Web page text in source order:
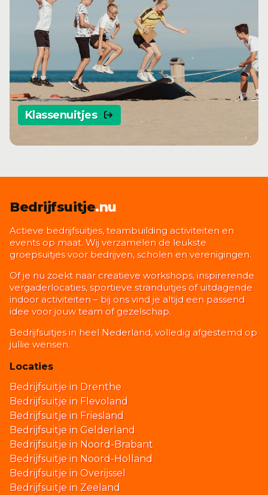
Klassenuitjes
Bedrijfsuitje.nu
Actieve bedrijfsuitjes, teambuilding activiteiten en
events op maat. Wij verzamelen de leukste
groepsuitjes voor bedrijven, scholen en verenigingen.
Of je nu zoekt naar creatieve workshops, inspirerende
vergaderlocaties, sportieve stranduitjes of uitdagende
indoor activiteiten – bij ons vind je altijd een passend
idee voor jouw team of gezelschap.
Bedrijfsuitjes in heel Nederland, volledig afgestemd op
jullie wensen.
Locaties
Bedrijfsuitje in Drenthe
Bedrijfsuitje in Flevoland
Bedrijfsuitje in Friesland
Bedrijfsuitje in Gelderland
Bedrijfsuitje in Noord-Brabant
Bedrijfsuitje in Noord-Holland
Bedrijfsuitje in Overijssel
Bedrijfsuitje in Zeeland